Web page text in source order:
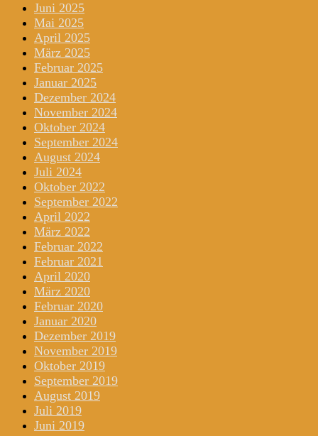
Juni 2025
Mai 2025
April 2025
März 2025
Februar 2025
Januar 2025
Dezember 2024
November 2024
Oktober 2024
September 2024
August 2024
Juli 2024
Oktober 2022
September 2022
April 2022
März 2022
Februar 2022
Februar 2021
April 2020
März 2020
Februar 2020
Januar 2020
Dezember 2019
November 2019
Oktober 2019
September 2019
August 2019
Juli 2019
Juni 2019